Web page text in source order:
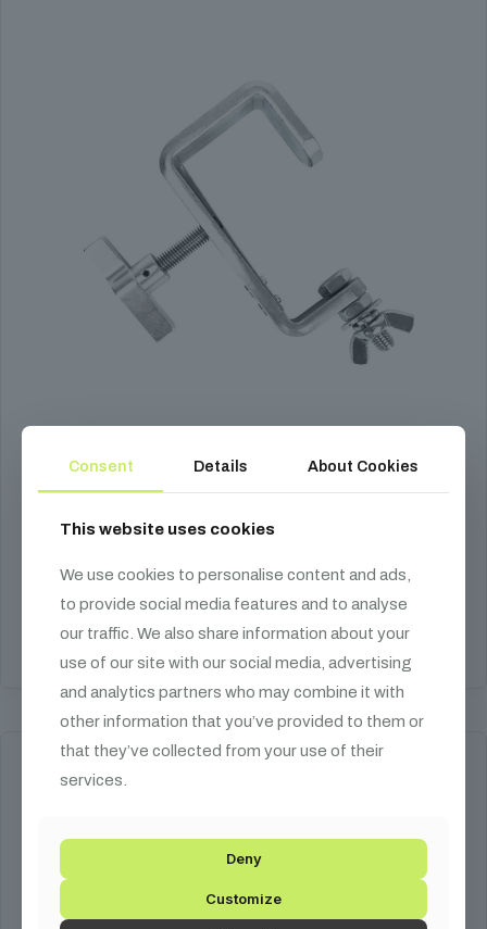
DT C kampó
35-51 mm, acél, 50 kg
Kosárba teszem
Consent Details About Cookies
This website uses cookies
We use cookies to personalise content and ads,
to provide social media features and to analyse
our traffic. We also share information about your
use of our site with our social media, advertising
and analytics partners who may combine it with
other information that you’ve provided to them or
that they’ve collected from your use of their
services.
Deny
Customize